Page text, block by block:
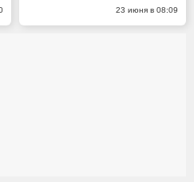
23 июня в 08:09